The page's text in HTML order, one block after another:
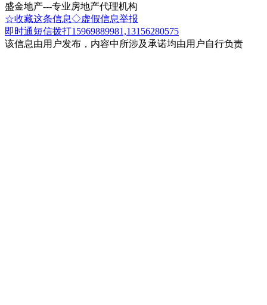
盛金地产---专业房地产代理机构
☆收藏这条信息◇虚假信息举报
即时通短信拨打15969889981,13156280575
该信息由用户发布，内容中所涉及承诺均由用户自行负责